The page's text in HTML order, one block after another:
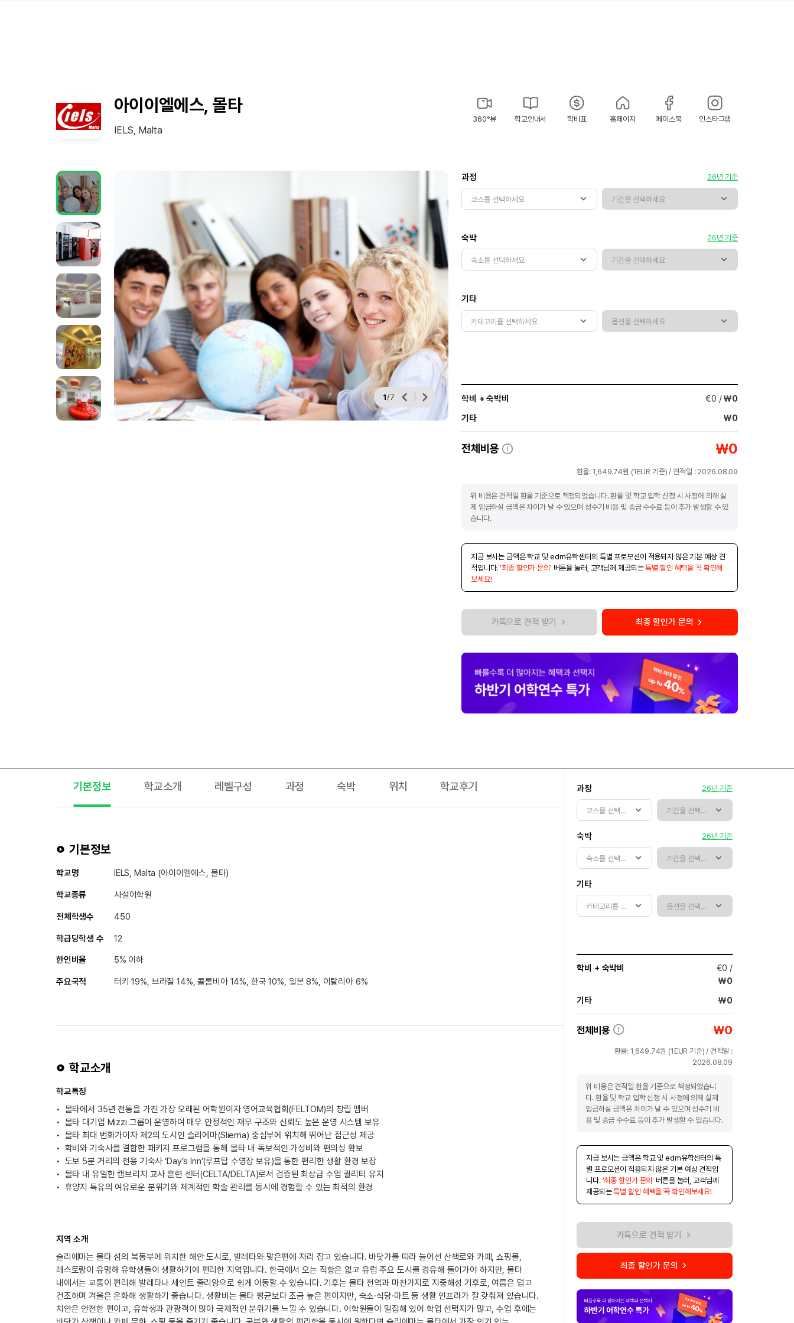
아이이엘에스, 몰타
IELS, Malta
360°뷰 학교안내서 학비표 홈페이지 페이스북 인스타그램
1/7
과정 26년 기준
숙박 26년 기준
기타
학비 + 숙박비 €0 /￦0
기타
￦0
전체비용 ￦0
환율:1,649.74원 (1EUR 기준) / 견적일 : 2026.08.09
위 비용은 견적일 환율 기준으로 책정되었습니다. 환율 및 학교 입학 신청 시 사정에 의해 실
제 입금하실 금액은 차이가 날 수 있으며 성수기 비용 및 송금 수수료 등이 추가 발생할 수 있
습니다.
지금 보시는 금액은 학교 및 edm유학센터의 특별 프로모션이 적용되지 않은 기본 예상 견
적입니다.'최종 할인가 문의' 버튼을 눌러, 고객님께 제공되는특별 할인 혜택을 꼭 확인해
보세요!
카톡으로 견적 받기 최종 할인가 문의
기본정보 학교소개 레벨구성 과정 숙박 위치 학교후기
기본정보
학교명 IELS, Malta (아이이엘에스, 몰타)
학교종류 사설어학원
전체학생수 450
학급당학생 수 12
한인비율 5% 이하
주요국적 터키 19%, 브라질 14%, 콜롬비아 14%, 한국 10%, 일본 8%, 이탈리아 6%
학교소개
학교특징
몰타에서 35년 전통을 가진 가장 오래된 어학원이자 영어교육협회(FELTOM)의 창립 멤버
몰타 대기업 Mizzi 그룹이 운영하여 매우 안정적인 재무 구조와 신뢰도 높은 운영 시스템 보유
몰타 최대 번화가이자 제2의 도시인 슬리에마(Sliema) 중심부에 위치해 뛰어난 접근성 제공
학비와 기숙사를 결합한 패키지 프로그램을 통해 몰타 내 독보적인 가성비와 편의성 확보
도보 5분 거리의 전용 기숙사 ‘Day’s Inn’(루프탑 수영장 보유)을 통한 편리한 생활 환경 보장
몰타 내 유일한 캠브리지 교사 훈련 센터(CELTA/DELTA)로서 검증된 최상급 수업 퀄리티 유지
휴양지 특유의 여유로운 분위기와 체계적인 학술 관리를 동시에 경험할 수 있는 최적의 환경
지역 소개
슬리에마는 몰타 섬의 북동부에 위치한 해안 도시로, 발레타와 맞은편에 자리 잡고 있습니다. 바닷가를 따라 늘어선 산책로와 카페, 쇼핑몰,
레스토랑이 유명해 유학생들이 생활하기에 편리한 지역입니다. 한국에서 오는 직항은 없고 유럽 주요 도시를 경유해 들어가야 하지만, 몰타
내에서는 교통이 편리해 발레타나 세인트 줄리앙으로 쉽게 이동할 수 있습니다. 기후는 몰타 전역과 마찬가지로 지중해성 기후로, 여름은 덥고
건조하며 겨울은 온화해 생활하기 좋습니다. 생활비는 몰타 평균보다 조금 높은 편이지만, 숙소·식당·마트 등 생활 인프라가 잘 갖춰져 있습니다.
치안은 안전한 편이고, 유학생과 관광객이 많아 국제적인 분위기를 느낄 수 있습니다. 어학원들이 밀집해 있어 학업 선택지가 많고, 수업 후에는
과정 26년 기준
숙박 26년 기준
기타
학비 + 숙박비 €0 /
￦0
기타
￦0
전체비용 ￦0
환율: 1,649.74원 (1EUR 기준) / 견적일 :
2026.08.09
위 비용은 견적일 환율 기준으로 책정되었습니
다. 환율 및 학교 입학 신청 시 사정에 의해 실제
입금하실 금액은 차이가 날 수 있으며 성수기 비
용 및 송금 수수료 등이 추가 발생할 수 있습니다.
지금 보시는 금액은 학교 및 edm유학센터의 특
별 프로모션이 적용되지 않은 기본 예상 견적입
니다. '최종 할인가 문의' 버튼을 눌러, 고객님께
제공되는특별 할인 혜택을 꼭 확인해보세요!
카톡으로 견적 받기
최종 할인가 문의